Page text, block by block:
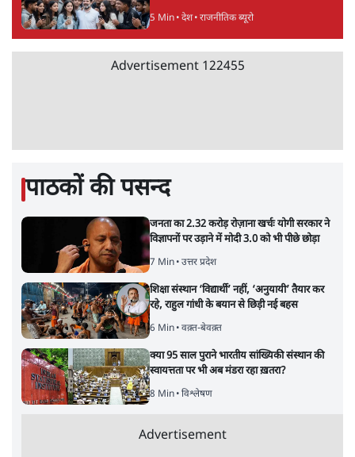
5 Min• देश• राजनीतिक ब्यूरो
Advertisement 122455
पाठकों की पसन्द
जनता का 2.32 करोड़ रोज़ाना खर्चः योगी सरकार ने
विज्ञापनों पर उड़ाने में मोदी 3.0 को भी पीछे छोड़ा
7 Min• उत्तर प्रदेश
शिक्षा संस्थान ‘विद्यार्थी’ नहीं, ‘अनुयायी’ तैयार कर
रहे, राहुल गांधी के बयान से छिड़ी नई बहस
6 Min• वक़्त-बेवक़्त
क्या 95 साल पुराने भारतीय सांख्यिकी संस्थान की
स्वायत्तता पर भी अब मंडरा रहा ख़तरा?
8 Min• विश्लेषण
Advertisement